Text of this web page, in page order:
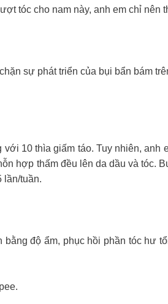
tóc cho nam này, anh em chỉ nên
sự phát triển của bụi bẩn bám
10 thìa giấm táo. Tuy nhiên, anh
hợp thấm đều lên da dầu và tóc.
lần/tuần.
độ ẩm, phục hồi phần tóc hư